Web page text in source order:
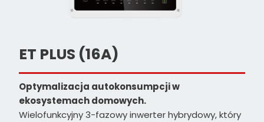
ET PLUS (16A)
Optymalizacja autokonsumpcji w
ekosystemach domowych.
Wielofunkcyjny 3-fazowy inwerter hybrydowy, który